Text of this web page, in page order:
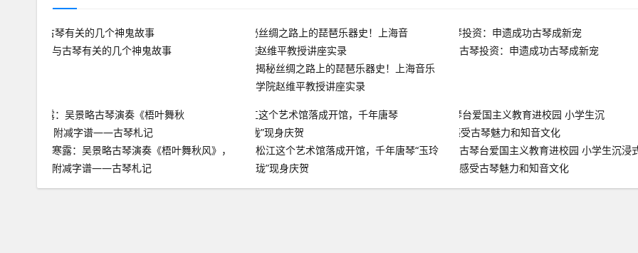
与古琴有关的几个神鬼故事
揭秘丝绸之路上的琵琶乐器史！上海音乐
学院赵维平教授讲座实录
古琴投资：申遗成功古琴成新宠
寒露：吴景略古琴演奏《梧叶舞秋风》，
附减字谱——古琴札记
松江这个艺术馆落成开馆，千年唐琴“玉玲
珑”现身庆贺
古琴台爱国主义教育进校园 小学生沉浸
感受古琴魅力和知音文化